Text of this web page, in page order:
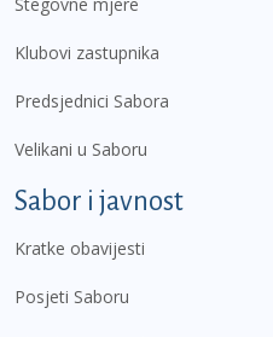
Klubovi zastupnika
Predsjednici Sabora
Velikani u Saboru
Sabor i javnost
Kratke obavijesti
Posjeti Saboru